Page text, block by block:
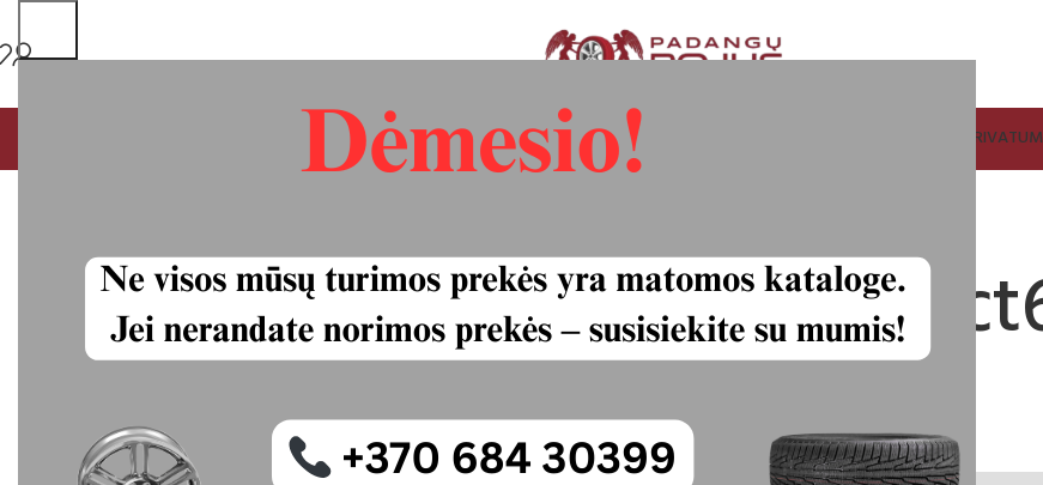
MŪSŲ PASLAUGOSVISOS PREKĖSPADANGŲ IR RATLANKIŲ SUPIRKIMAS
Continental
padangos